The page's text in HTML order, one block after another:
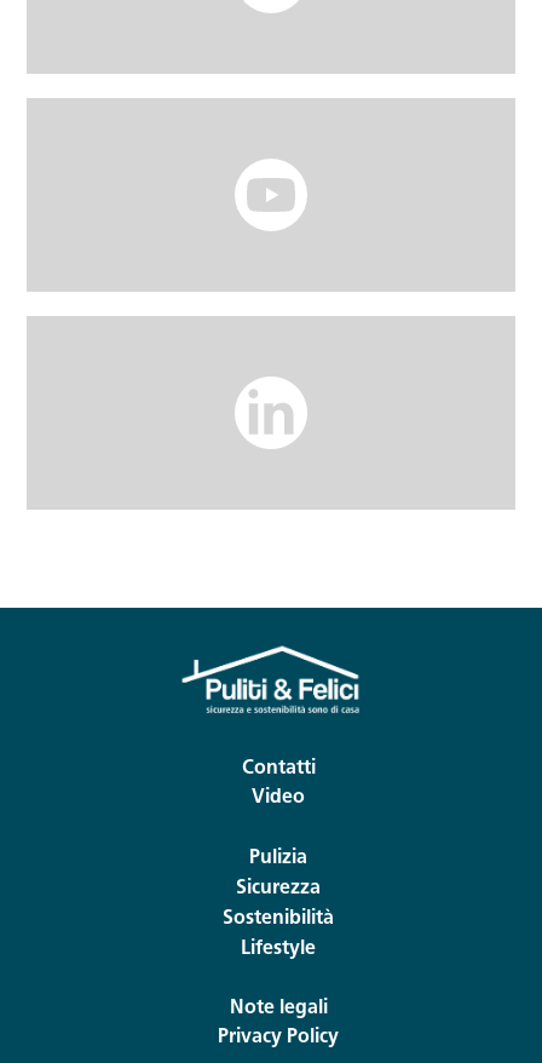
Contatti
Video
Pulizia
Sicurezza
Sostenibilità
Lifestyle
Note legali
Privacy Policy